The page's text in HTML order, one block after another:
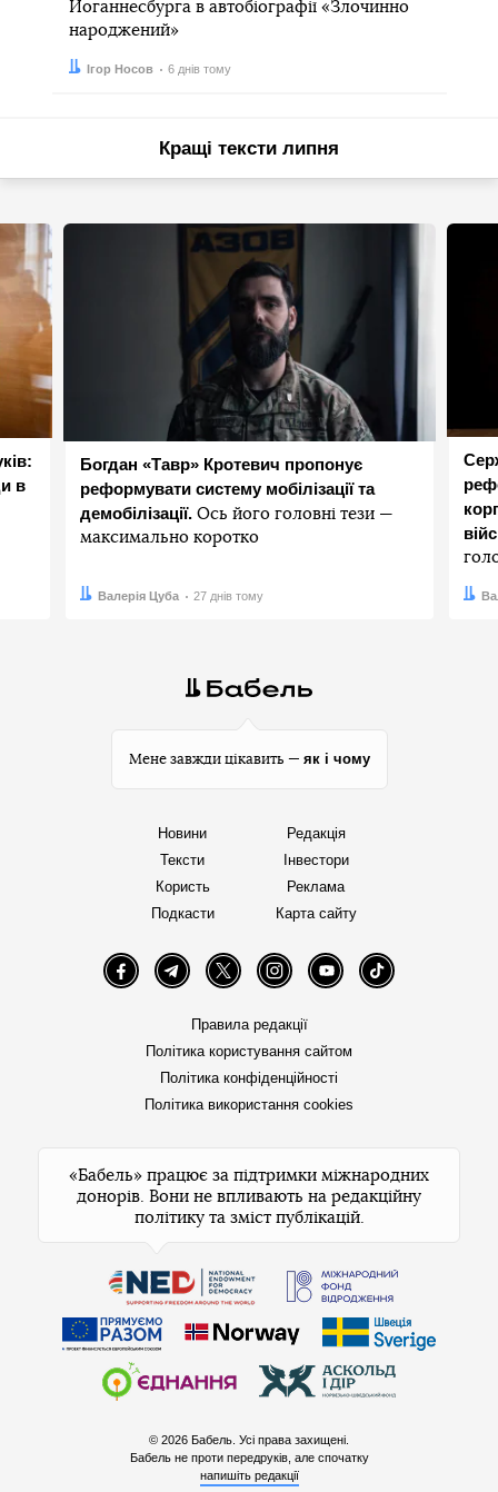
Йоганнесбурга в автобіографії «Злочинно
народжений»
Автор:
Ігор Носов
Дата: 6 днів тому
Кращі тексти липня
в
Богдан «Тавр» Кротевич пропонує
реформувати систему мобілізації та
демобілізації. Ось його головні тези —
максимально коротко
Автор:
Валерія Цуба
Дата: 27 днів тому Дата:
Мене завжди цікавить — як і чому
Новини
Тексти
Користь
Подкасти
Редакція
Інвестори
Реклама
Карта сайту
FacebookTelegramTwitter InstagramYouTube TikTok
Правила редакції
Політика користування сайтом
Політика конфіденційності
Політика використання cookies
«Бабель» працює за підтримки міжнародних
донорів. Вони не впливають на редакційну
політику та зміст публікацій.
© 2026 Бабель. Усі права захищені.
Бабель не проти передруків, але спочатку
напишіть редакції